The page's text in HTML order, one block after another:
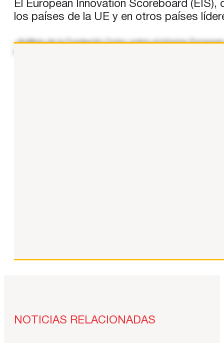
El European Innovation Scoreboard
los países de la UE y en otros países
«Análisis de la Fundación Cotec sobre el informe
NOTICIAS RELACIONADAS